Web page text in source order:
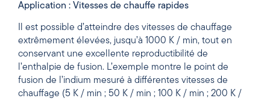
Application : Vitesses de chauffe rapides
Il est possible d’atteindre des vitesses de chauffage
extrêmement élevées, jusqu’à 1000 K / min, tout en
conservant une excellente reproductibilité de
l’enthalpie de fusion. L’exemple montre le point de
fusion de l’indium mesuré à différentes vitesses de
chauffage (5 K / min ; 50 K / min ; 100 K / min ; 200 K /